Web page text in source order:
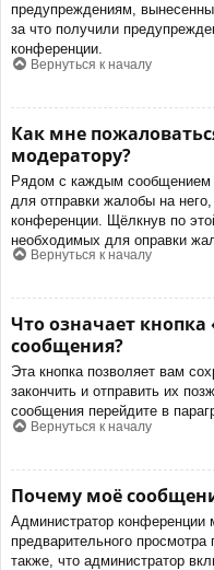
предупреждениям,
за что получили
конференции.
Вернуться к началу
Как мне
модератору?
Рядом с каждым сообщением
для отправки жалобы на
конференции. Щёлкнув по
необходимых для оправки
Вернуться к началу
Что означает
сообщения?
Эта кнопка позволяет вам
закончить и отправить их
сообщения перейдите в
Вернуться к началу
Почему моё
Администратор конференции
предварительного
также, что администратор